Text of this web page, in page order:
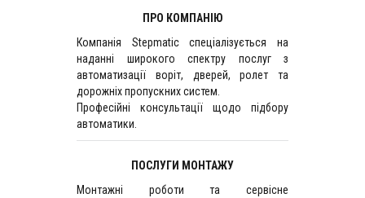
ПРО КОМПАНІЮ
Компанія Stepmatic спеціалізується на
наданні широкого спектру послуг з
автоматизації воріт, дверей, ролет та
дорожніх пропускних систем.
Професійні консультації щодо підбору
автоматики.
ПОСЛУГИ МОНТАЖУ
Монтажні роботи та сервісне